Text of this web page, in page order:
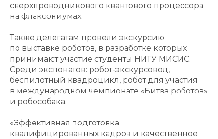
сверхпроводникового квантового процессора
на флаксониумах.
Также делегатам провели экскурсию
по выставке роботов, в разработке которых
принимают участие студенты НИТУ МИСИС.
Среди экспонатов: робот-экскурсовод,
беспилотный квадроцикл, робот для участия
в международном чемпионате «Битва роботов»
и робособака.
«Эффективная подготовка
квалифицированных кадров и качественное